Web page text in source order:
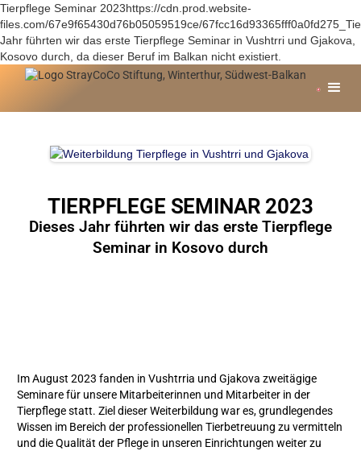
Tierpflege Seminar 2023https://cdn.prod.website-
files.com/67e9f65430d76b05059519ce/
Jahr führten wir das erste Tierpflege Seminar in Vushtrri und Gjakova,
Kosovo durch, da dieser Beruf im Balkan nicht existiert.
TIERPFLEGE SEMINAR 2023
Dieses Jahr führten wir das erste Tierpflege
Seminar in Kosovo durch
Im August 2023 fanden in Vushtrria und Gjakova zweitägige
Seminare für unsere Mitarbeiterinnen und Mitarbeiter in der
Tierpflege statt. Ziel dieser Weiterbildung war es, grundlegendes
Wissen im Bereich der professionellen Tierbetreuung zu vermitteln
und die Qualität der Pflege in unseren Einrichtungen weiter zu